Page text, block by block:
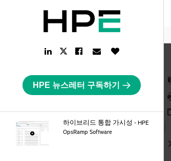
LinkedIn
Link
TwitterFacebook
Link
Email
Link
HPE 뉴스레터 구독하기
하이브리드 통합 가시성 - HPE
OpsRamp Softwarewebpage